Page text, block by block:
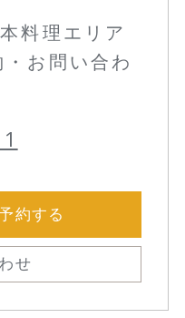
料理エリア
お問い合わ
約する
せ